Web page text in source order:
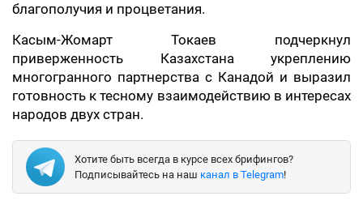
благополучия и процветания.
Касым-Жомарт Токаев подчеркнул
приверженность Казахстана укреплению
многогранного партнерства с Канадой и выразил
готовность к тесному взаимодействию в интересах
народов двух стран.
Хотите быть всегда в курсе всех брифингов?
Подписывайтесь на наш канал в Telegram!